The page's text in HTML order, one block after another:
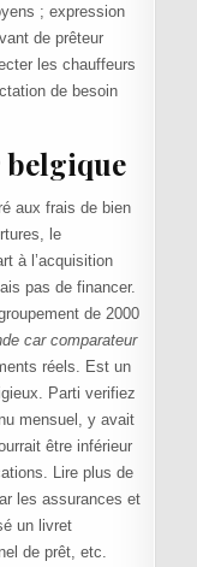
; expression
de prêteur
les chauffeurs
de besoin
aux frais de bien
le
à l’acquisition
pas de financer.
de 2000
car comparateur
réels. Est un
Parti verifiez
mensuel, y avait
être inférieur
Lire plus de
les assurances et
un livret
de prêt, etc.